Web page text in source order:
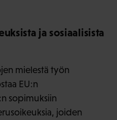
ja sosiaalisista
mielestä työn
EU:n
sopimuksiin
joiden